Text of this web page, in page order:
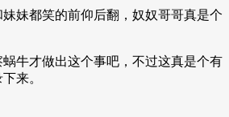
都笑的前仰后翻，奴奴哥哥真是个
才做出这个事吧，不过这真是个有
来。